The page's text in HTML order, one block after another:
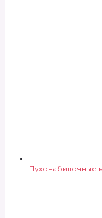
Пухонабивочные